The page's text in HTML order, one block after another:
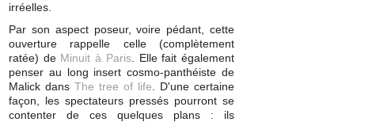
irréelles.
Par son aspect poseur, voire pédant, cette
ouverture rappelle celle (complètement
ratée) de Minuit à Paris. Elle fait également
penser au long insert cosmo-panthéiste de
Malick dans The tree of life . D'une certaine
façon, les spectateurs pressés pourront se
contenter de ces quelques plans : ils